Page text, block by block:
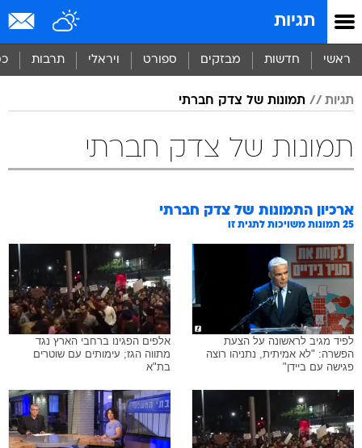
תגיות
ראשי חדשות מבזקים ספורט ויראלי תרבות
תגיות תמונות של צדק חברתי
תמונות של צדק חברתי
ארכיון התמונות של צדק חברתי
25 תמונות משויכות לתגית זו
לפיד מגיב לראשונה על הצעת
הפשרה: "לא אמיתית, נתניהו רוצה
פגישה עם ביידן"
אלפים הפגינו ברחבי הארץ נגד
מתווה הגז; עימותים עם שוטרים
בת"א